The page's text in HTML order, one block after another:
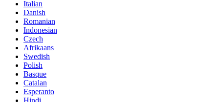
Italian
Danish
Romanian
Indonesian
Czech
Afrikaans
Swedish
Polish
Basque
Catalan
Esperanto
Hindi